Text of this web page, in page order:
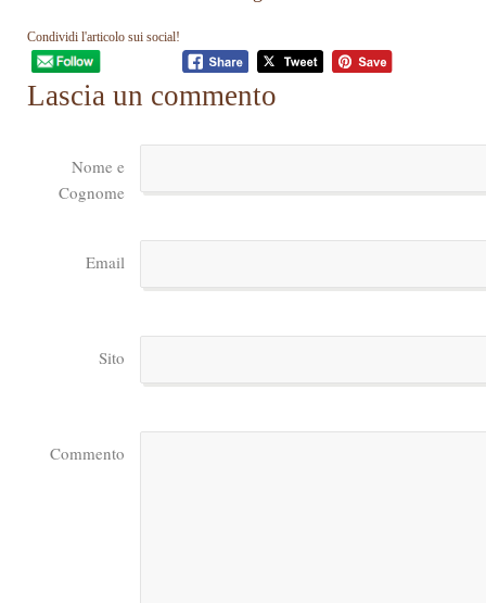
Condividi l'articolo sui social!
Lascia un commento
Nome e
Cognome
Email
Sito
Commento